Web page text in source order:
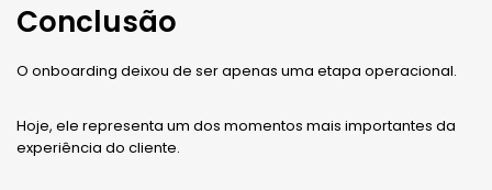
Conclusão
O onboarding deixou de ser apenas uma etapa operacional.
Hoje, ele representa um dos momentos mais importantes da
experiência do cliente.